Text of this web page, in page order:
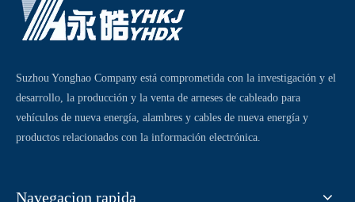
Suzhou Yonghao Company está comprometida con la investigación y el
desarrollo, la producción y la venta de arneses de cableado para
vehículos de nueva energía, alambres y cables de nueva energía y
productos relacionados con la información electrónica.
Navegacion rapida